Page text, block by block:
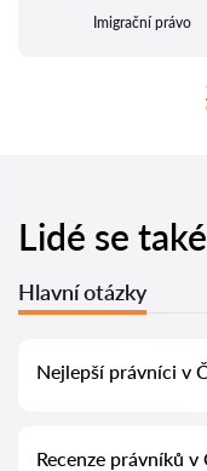
Imigrační právo
Lidé se
Hlavní otázky
Nejlepší právníci v
Budějovice s
Recenze právníků v